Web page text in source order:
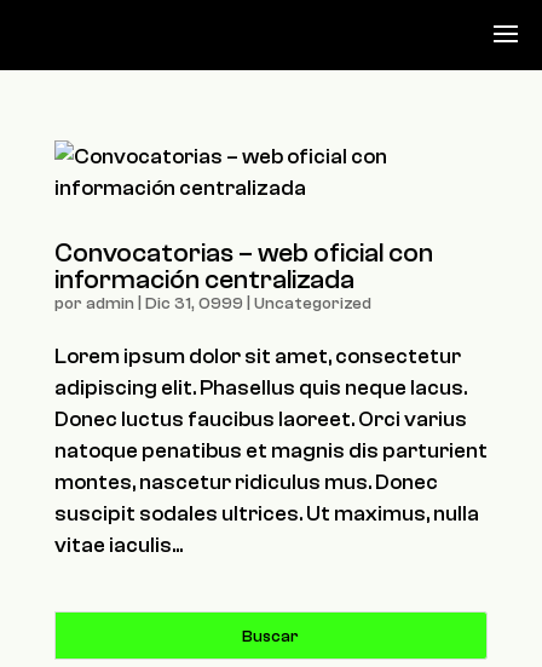
Convocatorias – web oficial con
información centralizada
por admin Dic 31, 0999 Uncategorized
Lorem ipsum dolor sit amet, consectetur
adipiscing elit. Phasellus quis neque lacus.
Donec luctus faucibus laoreet. Orci varius
natoque penatibus et magnis dis parturient
montes, nascetur ridiculus mus. Donec
suscipit sodales ultrices. Ut maximus, nulla
vitae iaculis...